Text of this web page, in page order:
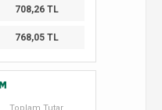
708,26 TL
768,05 TL